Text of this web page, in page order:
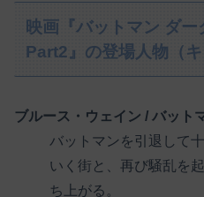
映画『バットマン ダ
Part2』の登場人物（キ
ブルース・ウェイン / バット
バットマンを引退して
いく街と、再び騒乱を
ち上がる。